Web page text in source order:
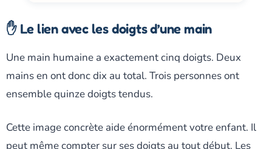
✋ Le lien avec les doigts d’une main
Une main humaine a exactement cinq doigts. Deux
mains en ont donc dix au total. Trois personnes ont
ensemble quinze doigts tendus.
Cette image concrète aide énormément votre enfant. Il
peut même compter sur ses doigts au tout début. Les